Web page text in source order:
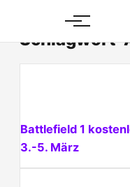
content
Schlagwort-
Battlefield 1
3.-5. März